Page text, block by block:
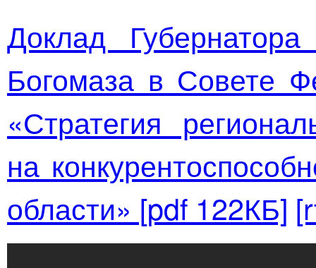
Доклад
Богомаза в Совете
«Стратегия
на
области» [pdf 122КБ]